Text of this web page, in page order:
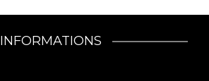
INFORMATIONS